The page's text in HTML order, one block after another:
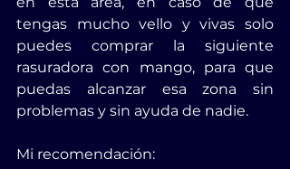
tengas mucho vello y vivas solo
puedes comprar la siguiente
rasuradora con mango, para que
puedas alcanzar esa zona sin
problemas y sin ayuda de nadie.
Mi recomendación: